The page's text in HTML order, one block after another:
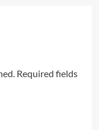
Required fields